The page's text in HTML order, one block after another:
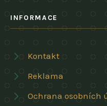
INFORMACE
Kontakt
Reklama
Ochrana osobních